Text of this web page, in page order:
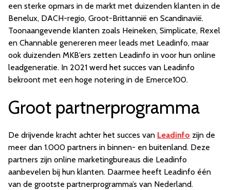
een sterke opmars in de markt met duizenden klanten in de
Benelux, DACH-regio, Groot-Brittannië en Scandinavië.
Toonaangevende klanten zoals Heineken, Simplicate, Rexel
en Channable genereren meer leads met Leadinfo, maar
ook duizenden MKB’ers zetten Leadinfo in voor hun online
leadgeneratie. In 2021 werd het succes van Leadinfo
bekroont met een hoge notering in de Emerce100.
Groot partnerprogramma
De drijvende kracht achter het succes van Leadinfo zijn de
meer dan 1.000 partners in binnen- en buitenland. Deze
partners zijn online marketingbureaus die Leadinfo
aanbevelen bij hun klanten. Daarmee heeft Leadinfo één
van de grootste partnerprogramma’s van Nederland.